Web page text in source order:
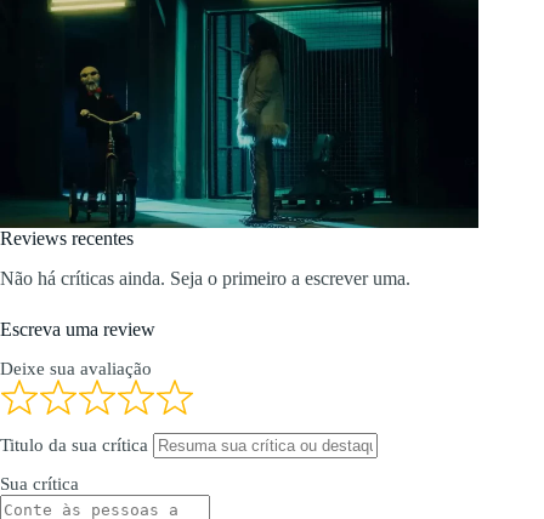
Reviews recentes
Não há críticas ainda. Seja o primeiro a escrever uma.
Escreva uma review
Deixe sua avaliação
Titulo da sua crítica
Sua crítica